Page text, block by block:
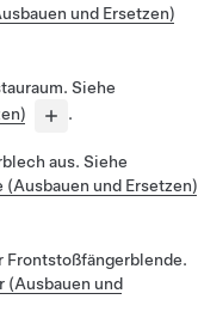
und Ersetzen)
Siehe
.
aus. Siehe
und Ersetzen)
Frontstoßfängerblende.
(Ausbauen und